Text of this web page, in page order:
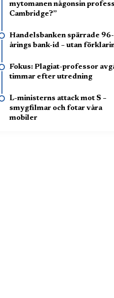
mytomanen någonsin
Cambridge?”
Handelsbanken spärrade 96-
årings bank-id – utan
Fokus: Plagiat-professor
timmar efter utredning
L-ministerns attack mot S –
smygfilmar och fotar våra
mobiler